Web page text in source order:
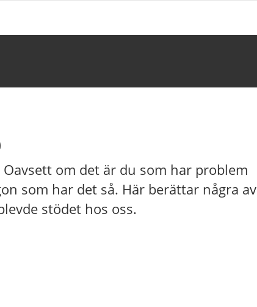
om det är du som har problem
som har det så. Här berättar några av
stödet hos oss.